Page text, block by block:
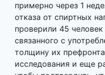
примерно через 1
отказа от спиртных
проверили 45
связанного с
толщину их
исследования и еще